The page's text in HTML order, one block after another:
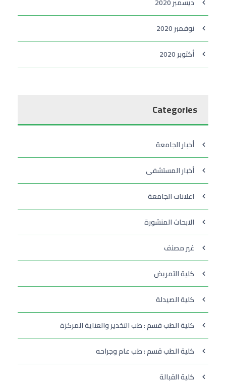
ديسمبر 2020
نوفمبر 2020
أكتوبر 2020
Categories
أخبار الجامعة
أخبار المستشفى
اعلانات الجامعة
الابحاث المنشورة
غير مصنف
كلية التمريض
كلية الصيدلة
كلية الطب قسم : طب التخدير والعناية المركزة
كلية الطب قسم : طب عام وجراحه
كلية القبالة